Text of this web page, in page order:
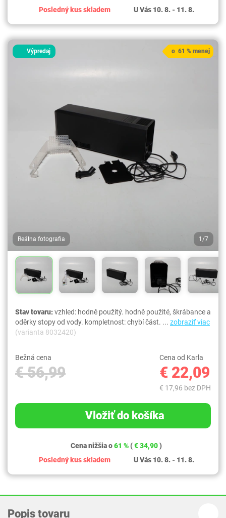
Posledný kus skladem
U Vás 10. 8. - 11. 8.
Výpredaj
Reálna fotografia 1/7
o 61 % menej
Stav tovaru:vzhled: hodně použitý. hodně použité, škrábance a
oděrky stopy od vody. kompletnost: chybí část. ... zobraziť viac
(varianta 8032420)
Bežná cena
€ 56,99
Cena od Karla
€ 22,09
€ 17,96 bez DPH
Vložiť do košíka
Cena nižšia o61 % (€ 34,90)
Posledný kus skladem
U Vás 10. 8. - 11. 8.
Popis tovaru